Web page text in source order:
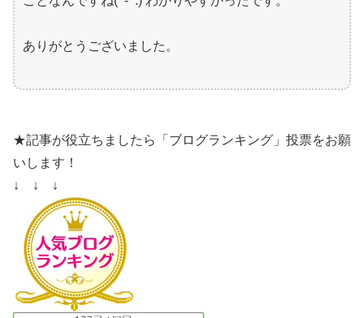
ありがとうございました。
★記事が役立ちましたら「ブログランキング」投票をお願
いします！
↓ ↓ ↓